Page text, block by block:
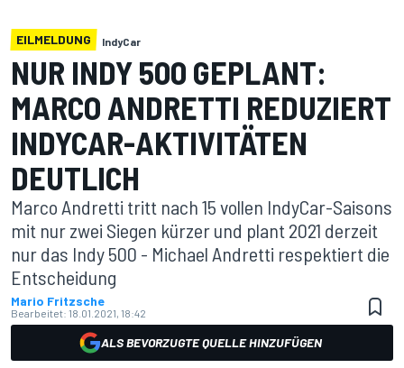
EILMELDUNG IndyCar
NUR INDY 500 GEPLANT:
MARCO ANDRETTI REDUZIERT
INDYCAR-AKTIVITÄTEN
DEUTLICH
Marco Andretti tritt nach 15 vollen IndyCar-Saisons
mit nur zwei Siegen kürzer und plant 2021 derzeit
nur das Indy 500 - Michael Andretti respektiert die
Entscheidung
Mario Fritzsche
Bearbeitet: 18.01.2021, 18:42
ALS BEVORZUGTE QUELLE HINZUFÜGEN